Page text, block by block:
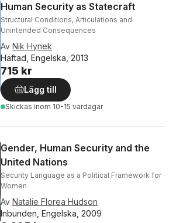
Human Security as Statecraft
Structural Conditions, Articulations and
Unintended Consequences
Av Nik Hynek
Häftad, Engelska, 2013
715 kr
Lägg till
Skickas inom 10-15 vardagar
Gender, Human Security and the
United Nations
Security Language as a Political Framework for
Women
Av Natalie Florea Hudson
Inbunden, Engelska, 2009